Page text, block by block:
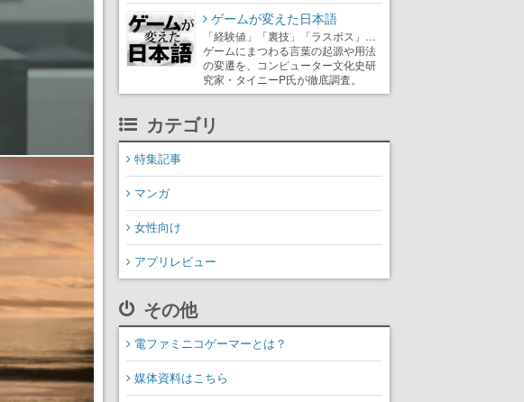
ゲームが変えた日本語
「経験値」「裏技」「ラスボス」…
ゲームにまつわる言葉の起源や用法
の変遷を、コンピューター文化史研
究家・タイニーP氏が徹底調査。
カテゴリ
特集記事
マンガ
女性向け
アプリレビュー
その他
電ファミニコゲーマーとは？
媒体資料はこちら